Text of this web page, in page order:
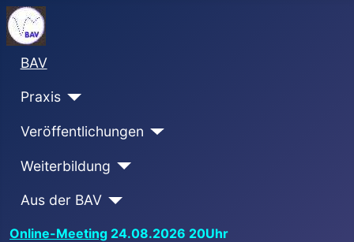
BAV
Praxis
Veröffentlichungen
Weiterbildung
Aus der BAV
Online-Meeting 24.08.2026 20Uhr